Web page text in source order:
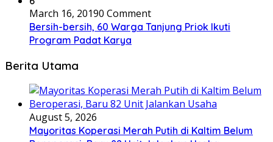
March 16, 20190 Comment
Bersih-bersih, 60 Warga Tanjung Priok Ikuti
Program Padat Karya
Berita Utama
August 5, 2026
Mayoritas Koperasi Merah Putih di Kaltim Belum